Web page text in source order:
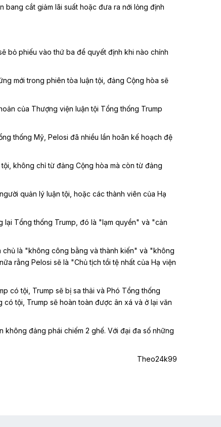
bang cắt giảm lãi suất hoặc đưa ra nới lỏng định
bỏ phiếu vào thứ ba để quyết định khi nào chính
mới trong phiên tòa luận tội, đảng Cộng hòa sẽ
của Thượng viện luận tội Tổng thống Trump
thống Mỹ, Pelosi đã nhiều lần hoãn kế hoạch đệ
không chỉ từ đảng Cộng hòa mà còn từ đảng
quản lý luận tội, hoặc các thành viên của Hạ
lại Tổng thống Trump, đó là "lạm quyền" và "cản
chủ là "không công bằng và thành kiến" và "không
rằng Pelosi sẽ là "Chủ tịch tồi tệ nhất của Hạ viện
có tội, Trump sẽ bị sa thải và Phó Tổng thống
tội, Trump sẽ hoàn toàn được ân xá và ở lại văn
không đảng phái chiếm 2 ghế. Với đại đa số những
Theo24k99